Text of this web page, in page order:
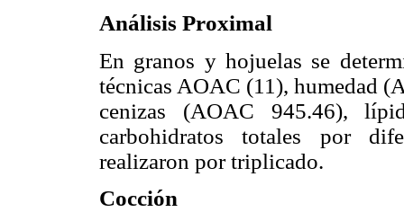
Análisis Proximal
En granos y hojuelas se
técnicas AOAC (11), humedad
cenizas (AOAC 945.46),
carbohidratos totales por
realizaron por triplicado.
Cocción